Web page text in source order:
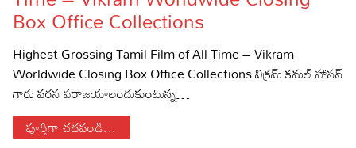
Sports
Poetry
Lyrics
Reviews
Gallery*
Box Office Collections
Highest Grossing Tamil Film of All Time – Vikram
Worldwide Closing Box Office Collections విక్రమ్ కమల్ హాసన్
గారు వరస పరాజయాలందుకుంటున్న…
పూర్తిగా చదవండి...